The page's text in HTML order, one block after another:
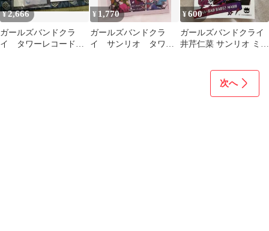
¥2,666
ガールズバンドクラ
イ タワーレコード
¥ 1,770
ガールズバンドクラ
イ サンリオ タワレ
¥600
ガールズバンドクライ
井芹仁菜 サンリオ ミニ
次へ